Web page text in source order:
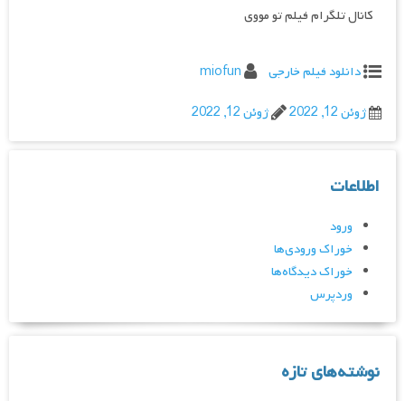
کانال تلگرام فیلم تو مووی
دانلود فیلم خارجی
miofun
ژوئن 12, 2022
ژوئن 12, 2022
اطلاعات
ورود
خوراک ورودی‌ها
خوراک دیدگاه‌ها
وردپرس
نوشته‌های تازه